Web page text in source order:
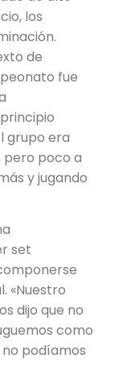
los
de
fue
grupo era
pero poco a
y jugando
set
«Nuestro
dijo que no
como
podíamos